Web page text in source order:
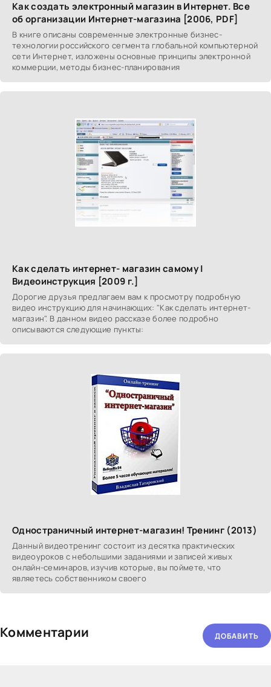
Как создать электронный магазин в Интернет. Все
об организации Интернет-магазина [2006, PDF]
В книге описаны современные электронные бизнес-
технологии российского сегмента глобальной компьютерной
сети Интернет, изложены основные принципы электронной
коммерции, методы бизнес-планирования
Как сделать интернет- магазин самому |
Видеоинструкция [2009 г.]
Дорогие друзья предлагаем вам к просмотру подробную
видео инструкцию для начинающих: "Как сделать интернет-
магазин". В данном видео рассказе более подробно
описываются следующие пункты:
Одностраничный интернет-магазин! Тренинг (2013)
Данный видеотренинг состоит из десятка практических
видеоуроков с небольшими заданиями и записей живых
онлайн-семинаров, изучив которые, вы поймете, что
являетесь собственником своего
Комментарии ДОБАВИТЬ